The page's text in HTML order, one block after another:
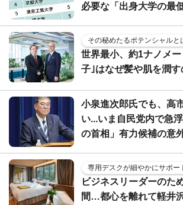
必要な「出身大学の最
その秘めたるポテンシャルと
世界最小、約1ナノメ
子｣はなぜ髪や肌を潤す
小泉進次郎氏でも、高
い...いま自民党内で急
の首相」有力候補の意
専用デスクが細やかにサポー
ビジネスリーダーのた
間…都心を離れて軽井